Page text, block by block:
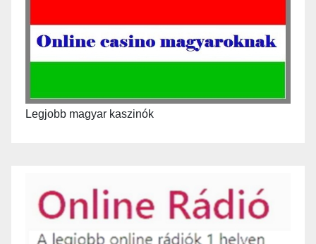
Legjobb magyar kaszinók